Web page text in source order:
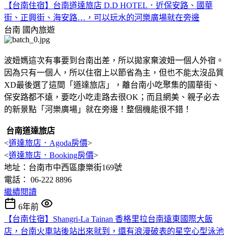
【台南住宿】台南道達旅店 D.D HOTEL．近保安路、國華
街、正興街、海安路…，可以玩水的河樂廣場就在旁邊
台南 國內旅遊
波妞媽這次有事要到台南出差，所以拋家棄波妞一個人外宿。
因為只有一個人，所以住宿上以節省為主，但也不能太沒品質
XD最後選了這間「道達旅店」，離台南小吃聚集的國華街、
保安路都不遠，要吃小吃走路去很OK；而且網美、親子必去
的新景點「河樂廣場」就在旁邊！整個機能很不錯！
台南道達旅店
<道達旅店．Agoda房價>
<道達旅店．Booking房價>
地址：台南市中西區康樂街169號
電話： 06-222 8896
繼續閱讀
6年前
【台南住宿】Shangri-La Tainan 香格里拉台南遠東國際大飯
店，台南火車站後站出來就到，還有浪漫破表的星空心型泳池